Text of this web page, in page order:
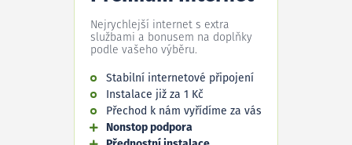
Nejrychlejší internet s extra
službami a bonusem na doplňky
podle vašeho výběru.
Stabilní internetové připojení
Instalace již za 1 Kč
Přechod k nám vyřídíme za vás
Nonstop podpora